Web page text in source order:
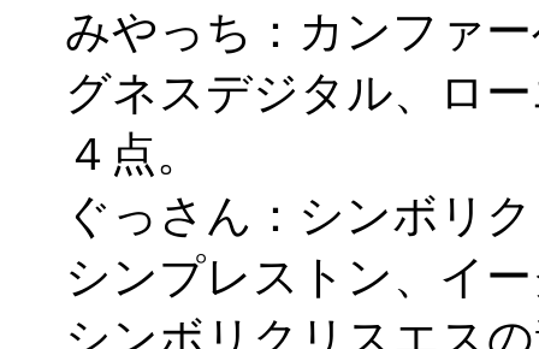
みやっち：カンファ
グネスデジタル、ロ
４点。
ぐっさん：シンボリ
シンプレストン、イ
シンボリクリスエス